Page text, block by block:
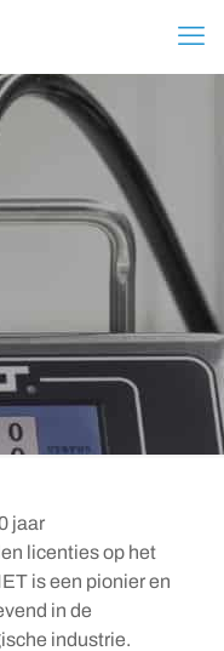
jaar
licenties op het
is een pionier en
in de
industrie.